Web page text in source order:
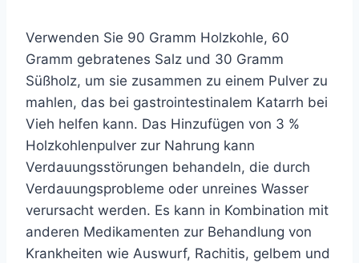
Verwenden Sie 90 Gramm Holzkohle, 60
Gramm gebratenes Salz und 30 Gramm
Süßholz, um sie zusammen zu einem Pulver zu
mahlen, das bei gastrointestinalem Katarrh bei
Vieh helfen kann. Das Hinzufügen von 3 %
Holzkohlenpulver zur Nahrung kann
Verdauungsstörungen behandeln, die durch
Verdauungsprobleme oder unreines Wasser
verursacht werden. Es kann in Kombination mit
anderen Medikamenten zur Behandlung von
Krankheiten wie Auswurf, Rachitis, gelbem und